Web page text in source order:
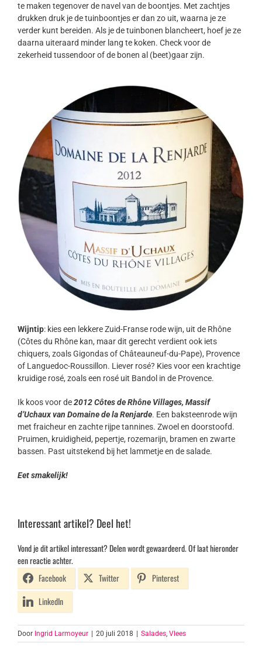
te maken tegenover de navel van de boontjes. Met zachtjes
drukken druk je de tuinboontjes er dan zo uit, waarna je ze
verder kunt bereiden. Als je de tuinbonen blancheert, hoef je ze
daarna uiteraard minder lang te koken. Check voor de
zekerheid tussendoor of de bonen al (beet)gaar zijn.
Wijntip: kies een lekkere Zuid-Franse rode wijn, uit de Rhône
(Côtes du Rhône kan, maar dit gerecht verdient ook iets
chiquers, zoals Gigondas of Châteauneuf-du-Pape), Provence
of Languedoc-Roussillon. Liever rosé? Kies voor een krachtige
kruidige rosé, zoals een rosé uit Bandol in de Provence.
Ik koos voor de2012 Côtes de Rhône Villages, Massif
d’Uchaux van Domaine de la Renjarde. Een baksteenrode wijn
met fraicheur en zachte rijpe tannines. Zwoel en doorstoofd.
Pruimen, kruidigheid, pepertje, rozemarijn, bramen en zwarte
bassen. Past uitstekend bij het lammetje en de salade.
Eet smakelijk!
Interessant artikel? Deel het!
Vond je dit artikel interessant? Delen wordt gewaardeerd. Of laat hieronder
een reactie achter.
Facebook
Twitter
Pinterest
LinkedIn
Door Ingrid Larmoyeur 20 juli 2018 Salades, Vlees